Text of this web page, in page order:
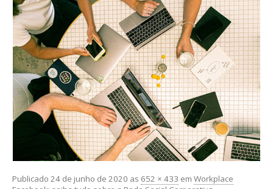
Publicado 24 de junho de 2020 as 652 × 433 em Workplace